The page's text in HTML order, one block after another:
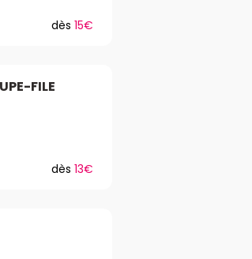
dès 15€
FILE
dès 13€